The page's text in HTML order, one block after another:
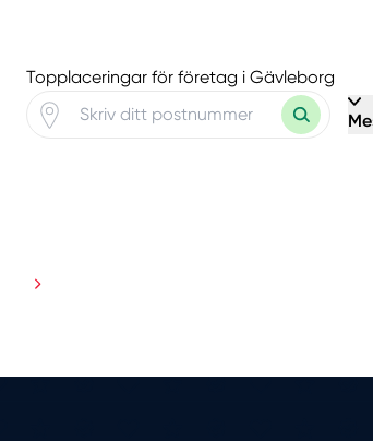
Topplaceringar för företag i Gävleborg